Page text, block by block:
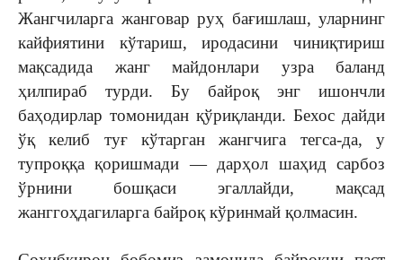
Жангчиларга жанговар руҳ бағишлаш, уларнинг
кайфиятини кўтариш, иродасини чиниқтириш
мақсадида жанг майдонлари узра баланд
ҳилпираб турди. Бу байроқ энг ишончли
баҳодирлар томонидан қўриқланди. Бехос дайди
ўқ келиб туғ кўтарган жангчига тегса-да, у
тупроққа қоришмади — дарҳол шаҳид сарбоз
ўрнини бошқаси эгаллайди, мақсад
жанггоҳдагиларга байроқ кўринмай қолмасин.